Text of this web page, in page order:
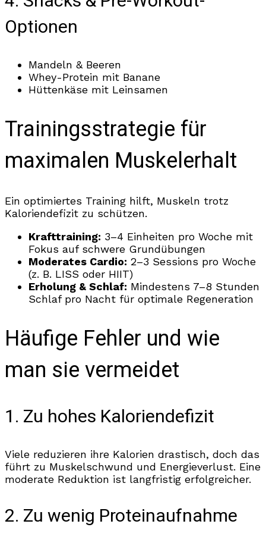
Optionen
Mandeln & Beeren
Whey-Protein mit Banane
Hüttenkäse mit Leinsamen
Trainingsstrategie für
maximalen Muskelerhalt
Ein optimiertes Training hilft, Muskeln trotz
Kaloriendefizit zu schützen.
Krafttraining: 3–4 Einheiten pro Woche mit
Fokus auf schwere Grundübungen
Moderates Cardio: 2–3 Sessions pro Woche
(z. B. LISS oder HIIT)
Erholung & Schlaf: Mindestens 7–8 Stunden
Schlaf pro Nacht für optimale Regeneration
Häufige Fehler und wie
man sie vermeidet
1. Zu hohes Kaloriendefizit
Viele reduzieren ihre Kalorien drastisch, doch das
führt zu Muskelschwund und Energieverlust. Eine
moderate Reduktion ist langfristig erfolgreicher.
2. Zu wenig Proteinaufnahme